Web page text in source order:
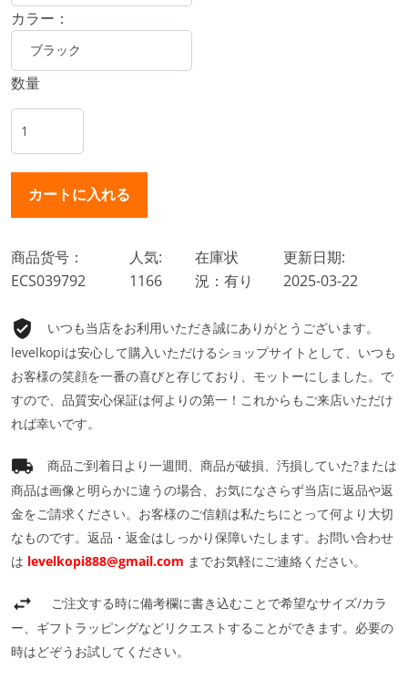
カラー：
数量
商品货号：
ECS039792
人気:
1166
在庫状
況：有り
更新日期:
2025-03-22
いつも当店をお利用いただき誠にありがとうございます。
levelkopiは安心して購入いただけるショップサイトとして、いつも
お客様の笑顔を一番の喜びと存じており、モットーにしました。で
すので、品質安心保証は何よりの第一！これからもご来店いただけ
れば幸いです。
商品ご到着日より一週間、商品が破損、汚損していた?または
商品は画像と明らかに違うの場合、お気になさらず当店に返品や返
金をご請求ください。お客様のご信頼は私たちにとって何より大切
なものです。返品・返金はしっかり保障いたします。お問い合わせ
は levelkopi888@gmail.com までお気軽にご連絡ください。
ご注文する時に備考欄に書き込むことで希望なサイズ/カラ
ー、ギフトラッピングなどリクエストすることができます。必要の
時はどぞうお試してください。